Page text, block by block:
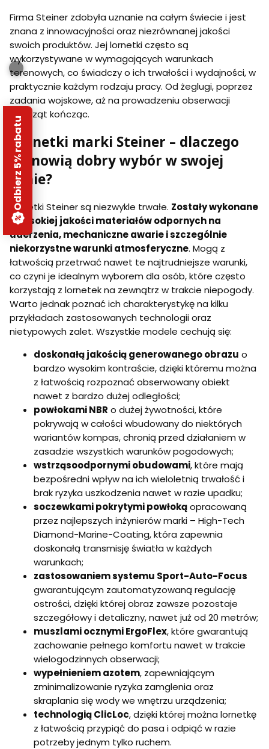
Firma Steiner zdobyła uznanie na całym świecie i jest
znana z innowacyjności oraz niezrównanej jakości
swoich produktów. Jej lornetki często są
wykorzystywane w wymagających warunkach
terenowych, co świadczy o ich trwałości i wydajności, w
praktycznie każdym rodzaju pracy. Od żeglugi, poprzez
zadania wojskowe, aż na prowadzeniu obserwacji
zwierząt kończąc.
Lornetki marki Steiner – dlaczego
stanowią dobry wybór w swojej
cenie?
Lornetki Steiner są niezwykle trwałe. Zostały wykonane
z wysokiej jakości materiałów odpornych na
uderzenia, mechaniczne awarie i szczególnie
niekorzystne warunki atmosferyczne. Mogą z
łatwością przetrwać nawet te najtrudniejsze warunki,
co czyni je idealnym wyborem dla osób, które często
korzystają z lornetek na zewnątrz w trakcie niepogody.
Warto jednak poznać ich charakterystykę na kilku
przykładach zastosowanych technologii oraz
nietypowych zalet. Wszystkie modele cechują się:
doskonałą jakością generowanego obrazu o
bardzo wysokim kontraście, dzięki któremu można
z łatwością rozpoznać obserwowany obiekt
nawet z bardzo dużej odległości;
powłokami NBR o dużej żywotności, które
pokrywają w całości wbudowany do niektórych
wariantów kompas, chronią przed działaniem w
zasadzie wszystkich warunków pogodowych;
wstrząsoodpornymi obudowami, które mają
bezpośredni wpływ na ich wieloletnią trwałość i
brak ryzyka uszkodzenia nawet w razie upadku;
soczewkami pokrytymi powłokąopracowaną
przez najlepszych inżynierów marki – High-Tech
Diamond-Marine-Coating, która zapewnia
doskonałą transmisję światła w każdych
warunkach;
zastosowaniem systemu Sport-Auto-Focus
gwarantującym zautomatyzowaną regulację
ostrości, dzięki której obraz zawsze pozostaje
szczegółowy i detaliczny, nawet już od 20 metrów;
muszlami ocznymi ErgoFlex, które gwarantują
zachowanie pełnego komfortu nawet w trakcie
wielogodzinnych obserwacji;
wypełnieniem azotem, zapewniającym
zminimalizowanie ryzyka zamglenia oraz
skraplania się wody we wnętrzu urządzenia;
technologią ClicLoc, dzięki której można lornetkę
z łatwością przypiąć do pasa i odpiąć w razie
potrzeby jednym tylko ruchem.
Odbierz 5% rabatu